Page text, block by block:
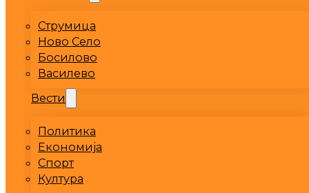
Струмица
Ново Село
Босилово
Василево
Вести
Политика
Економија
Спорт
Култура